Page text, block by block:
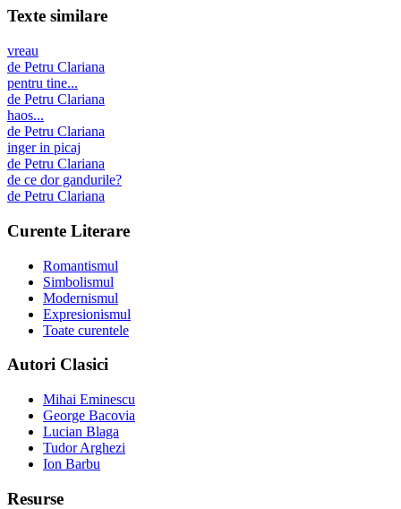
Texte similare
vreau
de Petru Clariana
pentru tine...
de Petru Clariana
haos...
de Petru Clariana
inger in picaj
de Petru Clariana
de ce dor gandurile?
de Petru Clariana
Curente Literare
Romantismul
Simbolismul
Modernismul
Expresionismul
Toate curentele
Autori Clasici
Mihai Eminescu
George Bacovia
Lucian Blaga
Tudor Arghezi
Ion Barbu
Resurse